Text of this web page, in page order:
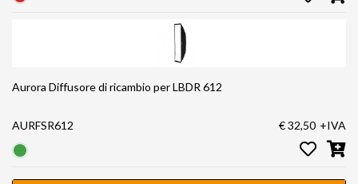
Aurora Diffusore di ricambio per LBDR 612
AURFSR612 € 32,50 +IVA